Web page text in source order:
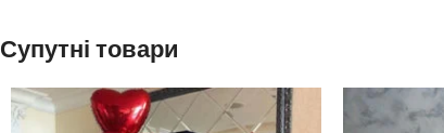
Супутні товари